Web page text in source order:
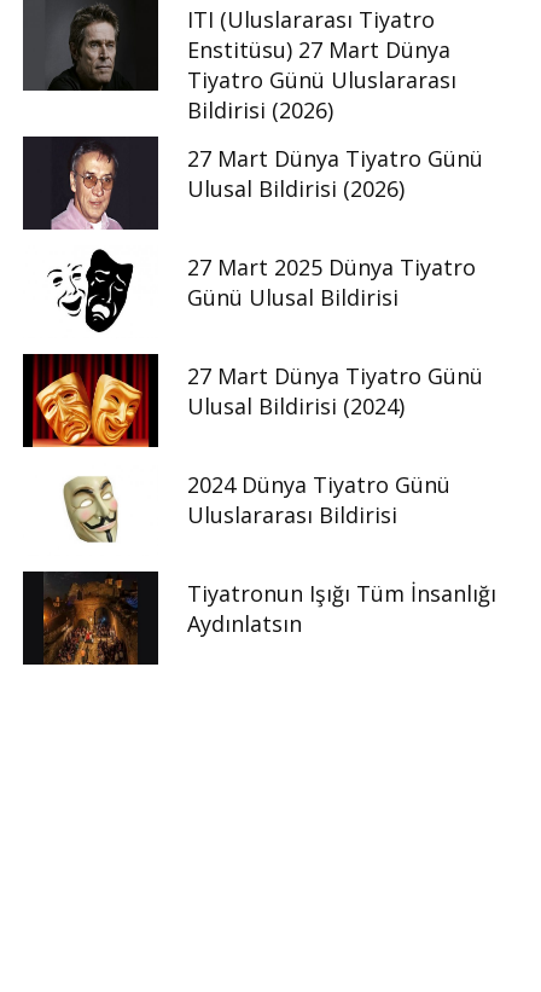
ITI (Uluslararası Tiyatro
Enstitüsu) 27 Mart Dünya
Tiyatro Günü Uluslararası
Bildirisi (2026)
27 Mart Dünya Tiyatro Günü
Ulusal Bildirisi (2026)
27 Mart 2025 Dünya Tiyatro
Günü Ulusal Bildirisi
27 Mart Dünya Tiyatro Günü
Ulusal Bildirisi (2024)
2024 Dünya Tiyatro Günü
Uluslararası Bildirisi
Tiyatronun Işığı Tüm İnsanlığı
Aydınlatsın